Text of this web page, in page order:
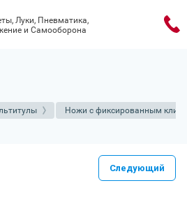
Луки, Пневматика,
и Самооборона
Ножи с фиксированным
Следующий